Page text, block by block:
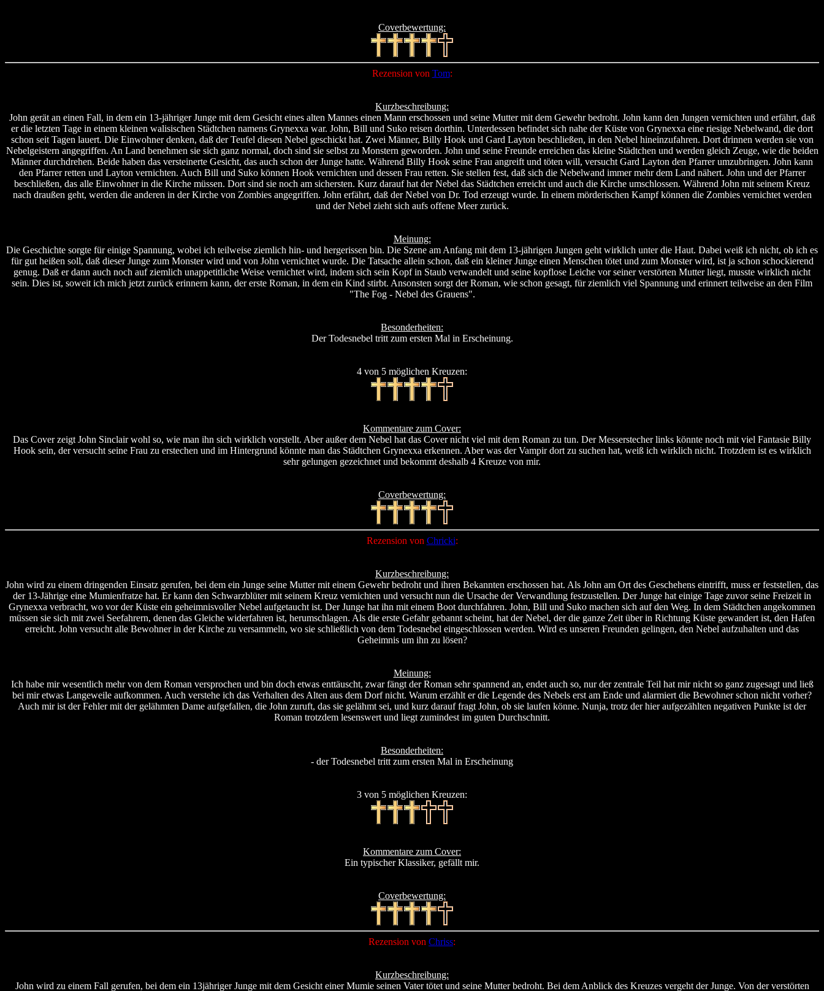
Coverbewertung:
Rezension von Tom:
Kurzbeschreibung:
John gerät an einen Fall, in dem ein 13-jähriger Junge mit dem Gesicht eines alten Mannes einen Mann erschossen und seine Mutter mit dem Gewehr bedroht. John kann den Jungen vernichten und erfährt, daß
er die letzten Tage in einem kleinen walisischen Städtchen namens Grynexxa war. John, Bill und Suko reisen dorthin. Unterdessen befindet sich nahe der Küste von Grynexxa eine riesige Nebelwand, die dort
schon seit Tagen lauert. Die Einwohner denken, daß der Teufel diesen Nebel geschickt hat. Zwei Männer, Billy Hook und Gard Layton beschließen, in den Nebel hineinzufahren. Dort drinnen werden sie von
Nebelgeistern angegriffen. An Land benehmen sie sich ganz normal, doch sind sie selbst zu Monstern geworden. John und seine Freunde erreichen das kleine Städtchen und werden gleich Zeuge, wie die beiden
Männer durchdrehen. Beide haben das versteinerte Gesicht, das auch schon der Junge hatte. Während Billy Hook seine Frau angreift und töten will, versucht Gard Layton den Pfarrer umzubringen. John kann
den Pfarrer retten und Layton vernichten. Auch Bill und Suko können Hook vernichten und dessen Frau retten. Sie stellen fest, daß sich die Nebelwand immer mehr dem Land nähert. John und der Pfarrer
beschließen, das alle Einwohner in die Kirche müssen. Dort sind sie noch am sichersten. Kurz darauf hat der Nebel das Städtchen erreicht und auch die Kirche umschlossen. Während John mit seinem Kreuz
nach draußen geht, werden die anderen in der Kirche von Zombies angegriffen. John erfährt, daß der Nebel von Dr. Tod erzeugt wurde. In einem mörderischen Kampf können die Zombies vernichtet werden
und der Nebel zieht sich aufs offene Meer zurück.
Meinung:
Die Geschichte sorgte für einige Spannung, wobei ich teilweise ziemlich hin- und hergerissen bin. Die Szene am Anfang mit dem 13-jährigen Jungen geht wirklich unter die Haut. Dabei weiß ich nicht, ob ich es
für gut heißen soll, daß dieser Junge zum Monster wird und von John vernichtet wurde. Die Tatsache allein schon, daß ein kleiner Junge einen Menschen tötet und zum Monster wird, ist ja schon schockierend
genug. Daß er dann auch noch auf ziemlich unappetitliche Weise vernichtet wird, indem sich sein Kopf in Staub verwandelt und seine kopflose Leiche vor seiner verstörten Mutter liegt, musste wirklich nicht
sein. Dies ist, soweit ich mich jetzt zurück erinnern kann, der erste Roman, in dem ein Kind stirbt. Ansonsten sorgt der Roman, wie schon gesagt, für ziemlich viel Spannung und erinnert teilweise an den Film
"The Fog - Nebel des Grauens".
Besonderheiten:
Der Todesnebel tritt zum ersten Mal in Erscheinung.
4 von 5 möglichen Kreuzen:
Kommentare zum Cover:
Das Cover zeigt John Sinclair wohl so, wie man ihn sich wirklich vorstellt. Aber außer dem Nebel hat das Cover nicht viel mit dem Roman zu tun. Der Messerstecher links könnte noch mit viel Fantasie Billy
Hook sein, der versucht seine Frau zu erstechen und im Hintergrund könnte man das Städtchen Grynexxa erkennen. Aber was der Vampir dort zu suchen hat, weiß ich wirklich nicht. Trotzdem ist es wirklich
sehr gelungen gezeichnet und bekommt deshalb 4 Kreuze von mir.
Coverbewertung:
Rezension von Chricki:
Kurzbeschreibung:
John wird zu einem dringenden Einsatz gerufen, bei dem ein Junge seine Mutter mit einem Gewehr bedroht und ihren Bekannten erschossen hat. Als John am Ort des Geschehens eintrifft, muss er feststellen, das
der 13-Jährige eine Mumienfratze hat. Er kann den Schwarzblüter mit seinem Kreuz vernichten und versucht nun die Ursache der Verwandlung festzustellen. Der Junge hat einige Tage zuvor seine Freizeit in
Grynexxa verbracht, wo vor der Küste ein geheimnisvoller Nebel aufgetaucht ist. Der Junge hat ihn mit einem Boot durchfahren. John, Bill und Suko machen sich auf den Weg. In dem Städtchen angekommen
müssen sie sich mit zwei Seefahrern, denen das Gleiche widerfahren ist, herumschlagen. Als die erste Gefahr gebannt scheint, hat der Nebel, der die ganze Zeit über in Richtung Küste gewandert ist, den Hafen
erreicht. John versucht alle Bewohner in der Kirche zu versammeln, wo sie schließlich von dem Todesnebel eingeschlossen werden. Wird es unseren Freunden gelingen, den Nebel aufzuhalten und das
Geheimnis um ihn zu lösen?
Meinung:
Ich habe mir wesentlich mehr von dem Roman versprochen und bin doch etwas enttäuscht, zwar fängt der Roman sehr spannend an, endet auch so, nur der zentrale Teil hat mir nicht so ganz zugesagt und ließ
bei mir etwas Langeweile aufkommen. Auch verstehe ich das Verhalten des Alten aus dem Dorf nicht. Warum erzählt er die Legende des Nebels erst am Ende und alarmiert die Bewohner schon nicht vorher?
Auch mir ist der Fehler mit der gelähmten Dame aufgefallen, die John zuruft, das sie gelähmt sei, und kurz darauf fragt John, ob sie laufen könne. Nunja, trotz der hier aufgezählten negativen Punkte ist der
Roman trotzdem lesenswert und liegt zumindest im guten Durchschnitt.
Besonderheiten:
- der Todesnebel tritt zum ersten Mal in Erscheinung
3 von 5 möglichen Kreuzen:
Kommentare zum Cover:
Ein typischer Klassiker, gefällt mir.
Coverbewertung:
Rezension von Chriss:
Kurzbeschreibung:
John wird zu einem Fall gerufen, bei dem ein 13jähriger Junge mit dem Gesicht einer Mumie seinen Vater tötet und seine Mutter bedroht. Bei dem Anblick des Kreuzes vergeht der Junge. Von der verstörten